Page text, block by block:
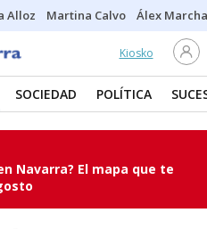
Alloz Martina Calvo Álex
Kiosko
SOCIEDAD POLÍTICA
Navarra? El mapa que te